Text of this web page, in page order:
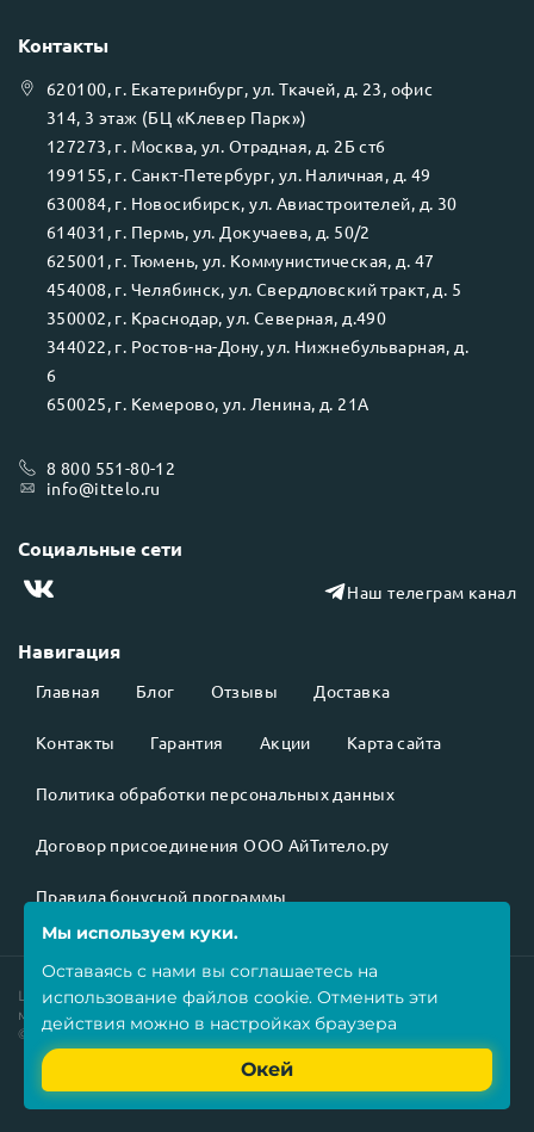
Навигация
Главная Блог Отзывы Доставка
Контакты Гарантия Акции Карта сайта
Политика обработки персональных данных
Договор присоединения ООО АйТитело.ру
Правила бонусной программы
Контакты
620100, г. Екатеринбург, ул.Ткачей, д. 23, офис
314, 3 этаж (БЦ «Клевер Парк»)
127273, г. Москва, ул. Отрадная, д. 2Б ст6
199155, г. Санкт-Петербург, ул. Наличная, д. 49
630084, г. Новосибирск, ул. Авиастроителей, д. 30
614031 , г. Пермь, ул. Докучаева, д. 50/2
625001 , г. Тюмень, ул. Коммунистическая, д. 47
454008, г. Челябинск, ул. Свердловский тракт, д. 5
350002, г. Краснодар, ул. Северная, д.490
344022, г. Ростов-на-Дону, ул. Нижнебульварная, д.
6
650025, г. Кемерово, ул. Ленина, д. 21А
8 800 551-80-12
info@ittelo.ru
Социальные сети
Наш телеграм канал
Мы используем куки.
Оставаясь с нами вы соглашаетесь на
использование файлов cookie. Отменить эти
действия можно в настройках браузера
Окей
Цены на товарыне являются публичной офертойи могут
меняться в зависимости от курса валют.
©2026 Все права защищены.